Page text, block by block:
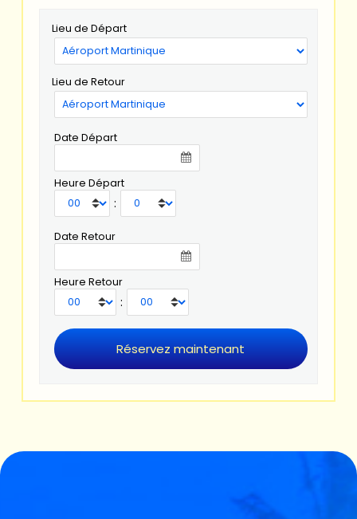
Lieu de Départ
Lieu de Retour
Date Départ
Heure Départ
:
Date Retour
Heure Retour
: